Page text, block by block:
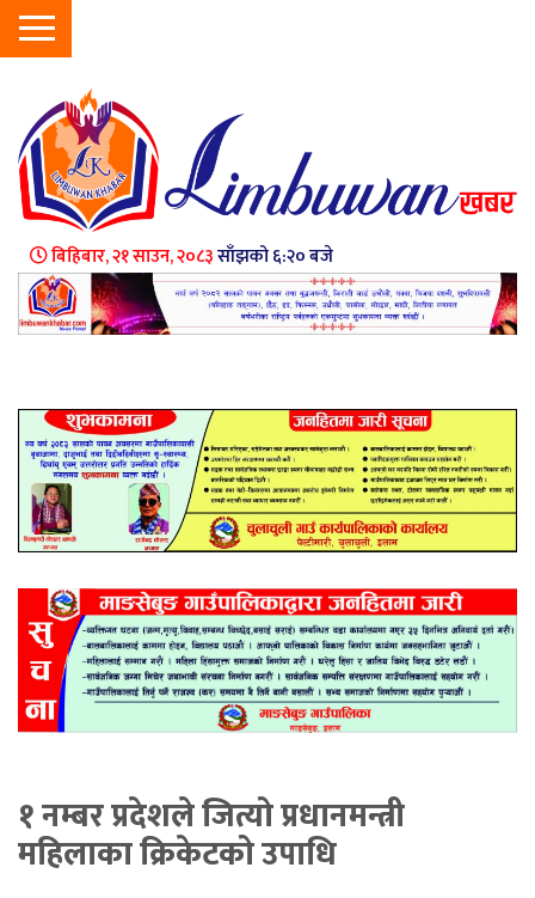
बिहिबार, २१ साउन, २०८३साँझको ६:२० बजे
१ नम्बर प्रदेशले जित्यो प्रधानमन्त्री
महिलाका क्रिकेटको उपाधि